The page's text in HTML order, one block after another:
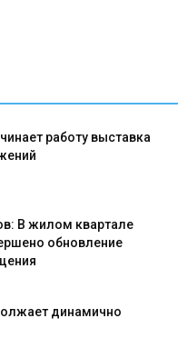
работу выставка
В жилом квартале
обновление
динамично